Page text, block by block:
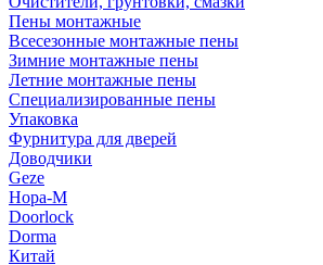
Пены монтажные
Всесезонные монтажные пены
Зимние монтажные пены
Летние монтажные пены
Специализированные пены
Упаковка
Фурнитура для дверей
Доводчики
Geze
Нора-М
Doorlock
Dorma
Китай